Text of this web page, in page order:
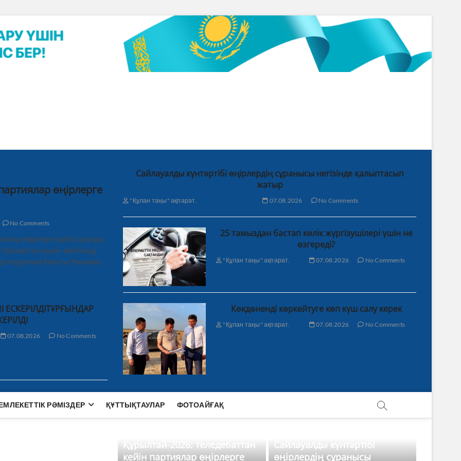
өңірлерге
No Comments
өңірлерге қайта оралды
Қазақстан үшін» мобильді
керуеннің бағыты Ұзынкөл,
Сайлауалды күнтәртібі өңірлердің сұранысы негізінде қалыптасып
жатыр
"Құлан таңы" ақпарат. 07.08.2026 No Comments
25 тамыздан бастап көлік жүргізушілері үшін не
өзгереді?
"Құлан таңы" ақпарат. 07.08.2026 No Comments
ЕСКЕРІЛДІТҰРҒЫНДАР
07.08.2026 No Comments
Көкдөненді көркейтуге көп күш салу керек
"Құлан таңы" ақпарат. 07.08.2026 No Comments
РӘМІЗДЕР ҚҰТТЫҚТАУЛАР ФОТОАЙҒАҚ
Құрылтай-2026: теледебаттан
кейін партиялар өңірлерге
Сайлауалды күнтәртібі
өңірлердің сұранысы